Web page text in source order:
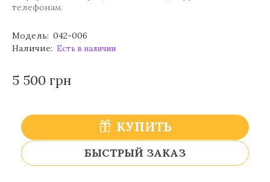
телефонам.
Модель: 042-006
Наличие: Есть в наличии
5 500 грн
КУПИТЬ
БЫСТРЫЙ ЗАКАЗ